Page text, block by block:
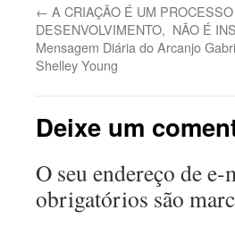
← A CRIAÇÃO É UM
DESENVOLVIMENTO, NÃO É
Mensagem Diária do Arcanjo
Shelley Young
Deixe um
O seu endereço de
obrigatórios são